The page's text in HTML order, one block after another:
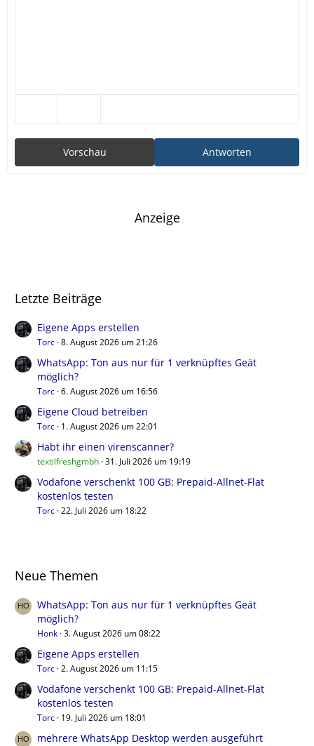
Antworten
Vorschau
Anzeige
Letzte Beiträge
Eigene Apps erstellen
Torc 8. August 2026 um 21:26
WhatsApp: Ton aus nur für 1 verknüpftes Geät
möglich?
Torc 6. August 2026 um 16:56
Eigene Cloud betreiben
Torc 1. August 2026 um 22:01
Habt ihr einen virenscanner?
textilfreshgmbh 31. Juli 2026 um 19:19
Vodafone verschenkt 100 GB: Prepaid-Allnet-Flat
kostenlos testen
Torc 22. Juli 2026 um 18:22
Neue Themen
WhatsApp: Ton aus nur für 1 verknüpftes Geät
möglich?
Honk 3. August 2026 um 08:22
Eigene Apps erstellen
Torc 2. August 2026 um 11:15
Vodafone verschenkt 100 GB: Prepaid-Allnet-Flat
kostenlos testen
Torc 19. Juli 2026 um 18:01
mehrere WhatsApp Desktop werden ausgeführt